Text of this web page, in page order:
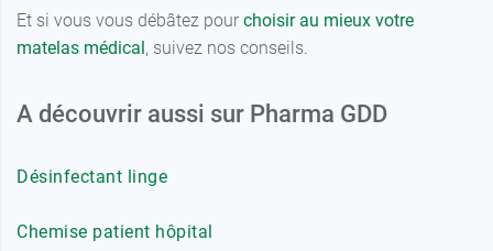
Et si vous vous débâtez pour choisir au mieux votre
matelas médical, suivez nos conseils.
A découvrir aussi sur Pharma GDD
Désinfectant linge
Chemise patient hôpital